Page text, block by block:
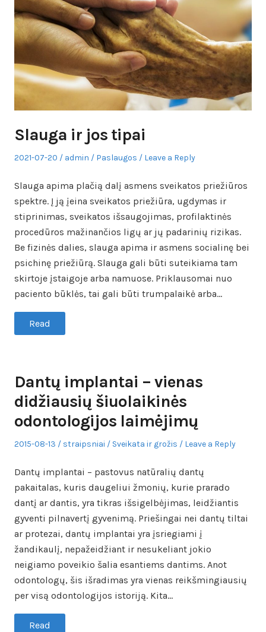
Slauga ir jos tipai
Posted
2021-07-20 Author
admin
Posted
Paslaugos Leave a Reply
Slauga apima plačią dalį asmens sveikatos priežiūros
spektre. Į ją įeina sveikatos priežiūra, ugdymas ir
stiprinimas, sveikatos išsaugojimas, profilaktinės
procedūros mažinančios ligų ar jų padarinių rizikas.
Be fizinės dalies, slauga apima ir asmens socialinę bei
psichinę priežiūrą. Slauga gali būti suteikiama tam
skirtoje įstaigoje arba namuose. Priklausomai nuo
paciento būklės, tai gali būti trumpalaikė arba…
Read
Dantų implantai – vienas
didžiausių šiuolaikinės
odontologijos laimėjimų
Posted
2015-08-13 Author
straipsniai
Posted
Sveikata ir grožis Leave a Reply
Dantų implantai – pastovus natūralių dantų
pakaitalas, kuris daugeliui žmonių, kurie prarado
dantį ar dantis, yra tikras išsigelbėjimas, leidžiantis
gyventi pilnavertį gyvenimą. Priešingai nei dantų tiltai
ar protezai, dantų implantai yra įsriegiami į
žandikaulį, nepažeidžiant ir nesukeliant jokio
neigiamo poveikio šalia esantiems dantims. Anot
odontologų, šis išradimas yra vienas reikšmingiausių
per visą odontologijos istoriją. Kita…
Read